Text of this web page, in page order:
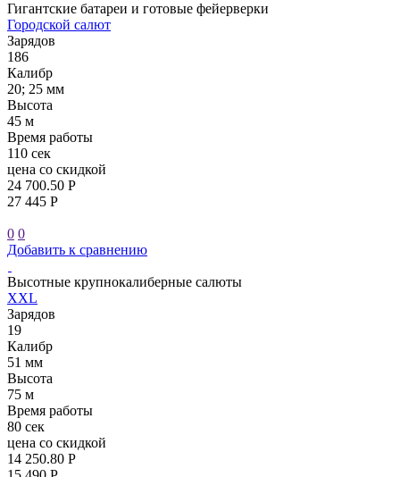
Гигантские батареи и готовые фейерверки
Городской салют
Зарядов
186
Калибр
20; 25 мм
Высота
45 м
Время работы
110 сек
цена со скидкой
24 700.50 Р
27 445 Р
0 0
Добавить к сравнению
Высотные крупнокалиберные салюты
XXL
Зарядов
19
Калибр
51 мм
Высота
75 м
Время работы
80 сек
цена со скидкой
14 250.80 Р